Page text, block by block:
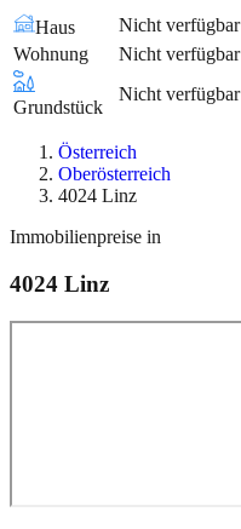
Haus
Nicht verfügbar
Wohnung
Nicht verfügbar
Grundstück
Nicht verfügbar
Österreich
Oberösterreich
4024 Linz
Immobilienpreise in
4024 Linz